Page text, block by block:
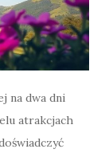
na dwa dni
atrakcjach